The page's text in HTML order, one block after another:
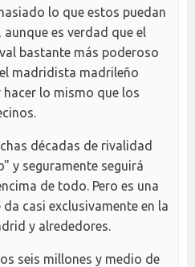
lo que estos puedan
aunque es verdad que el
bastante más poderoso
madridista madrileño
lo mismo que los
décadas de rivalidad
y seguramente seguirá
de todo. Pero es una
casi exclusivamente en la
y alrededores.
seis millones y medio de